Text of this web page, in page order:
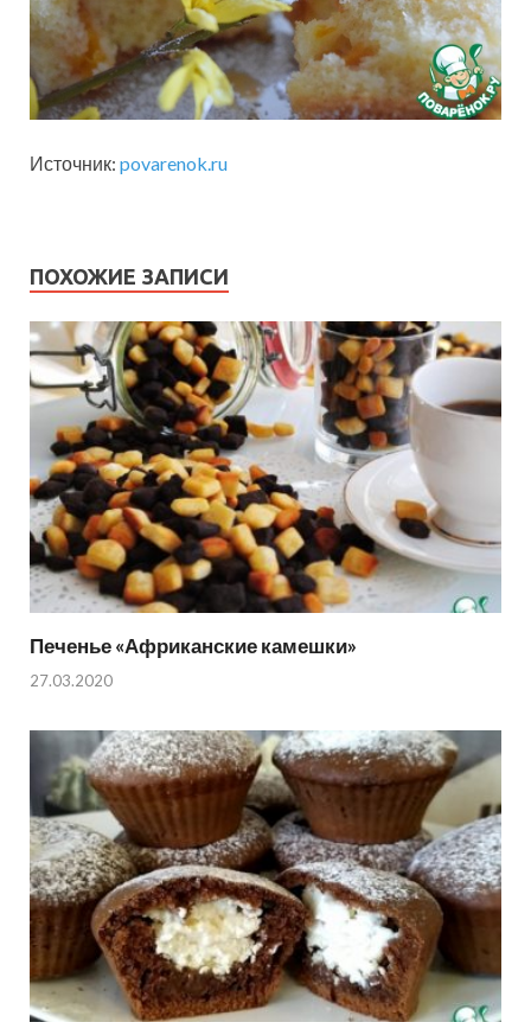
Источник: povarenok.ru
ПОХОЖИЕ ЗАПИСИ
Печенье «Африканские камешки»
27.03.2020